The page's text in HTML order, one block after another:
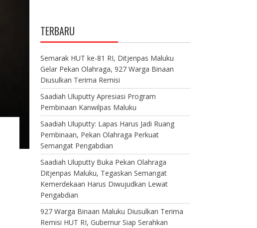
TERBARU
Semarak HUT ke-81 RI, Ditjenpas Maluku
Gelar Pekan Olahraga, 927 Warga Binaan
Diusulkan Terima Remisi
Saadiah Uluputty Apresiasi Program
Pembinaan Kanwilpas Maluku
Saadiah Uluputty: Lapas Harus Jadi Ruang
Pembinaan, Pekan Olahraga Perkuat
Semangat Pengabdian
Saadiah Uluputty Buka Pekan Olahraga
Ditjenpas Maluku, Tegaskan Semangat
Kemerdekaan Harus Diwujudkan Lewat
Pengabdian
927 Warga Binaan Maluku Diusulkan Terima
Remisi HUT RI, Gubernur Siap Serahkan